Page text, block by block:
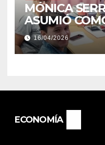
MÓNICA
ASUMIÓ
DIRECTORA
«RENÉ
BASAIL.
16/04/2026
ECONOMÍA